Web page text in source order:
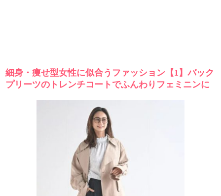
細身・痩せ型女性に似合うファッション【1】バック
プリーツのトレンチコートでふんわりフェミニンに